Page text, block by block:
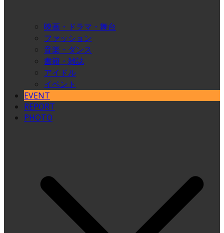
映画・ドラマ・舞台
ファッション
音楽・ダンス
書籍・雑誌
アイドル
イベント
EVENT
REPORT
PHOTO